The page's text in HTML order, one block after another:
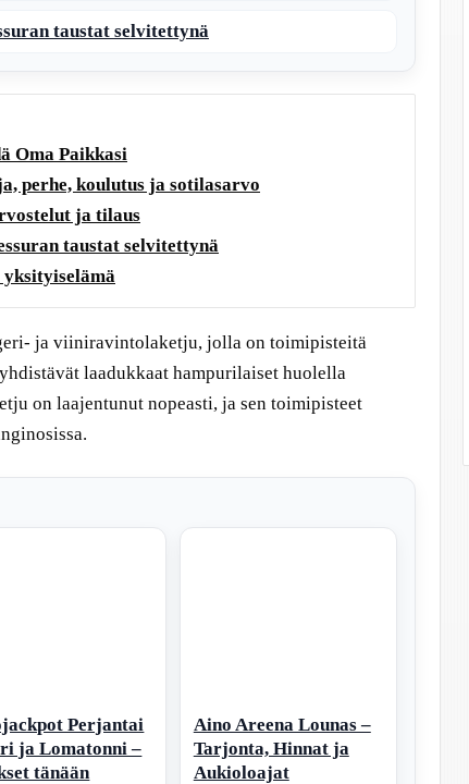
taustat selvitettynä
Oma Paikkasi
perhe, koulutus ja sotilasarvo
ja tilaus
taustat selvitettynä
ja viiniravintolaketju, jolla on toimipisteitä
laadukkaat hampurilaiset huolella
on laajentunut nopeasti, ja sen toimipisteet
Perjantai
ja Lomatonni –
tänään
Aino Areena Lounas –
Tarjonta, Hinnat ja
Aukioloajat